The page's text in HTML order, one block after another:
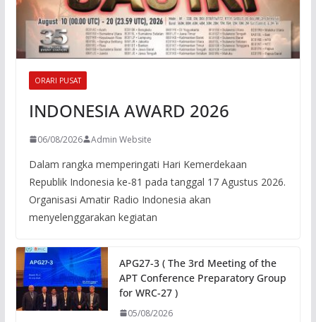
ORARI PUSAT
INDONESIA AWARD 2026
06/08/2026 Admin Website
Dalam rangka memperingati Hari Kemerdekaan
Republik Indonesia ke-81 pada tanggal 17 Agustus 2026.
Organisasi Amatir Radio Indonesia akan
menyelenggarakan kegiatan
APG27-3 ( The 3rd Meeting of the
APT Conference Preparatory Group
for WRC-27 )
05/08/2026